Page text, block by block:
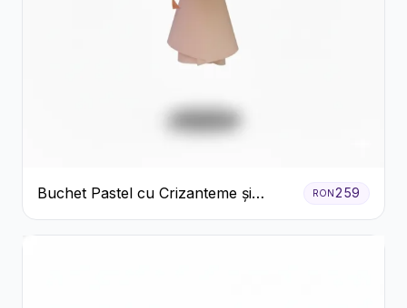
Buchet Pastel cu Crizanteme și
Garoafe
RON259